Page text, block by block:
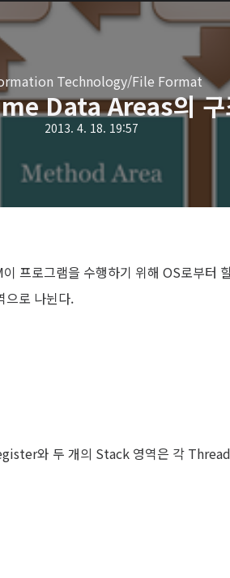
Technology/File Format
Data Areas의 구
2013. 4. 18. 19:57
프로그램을 수행하기 위해 OS로부터
으로 나뉜다.
와 두 개의 Stack 영역은 각